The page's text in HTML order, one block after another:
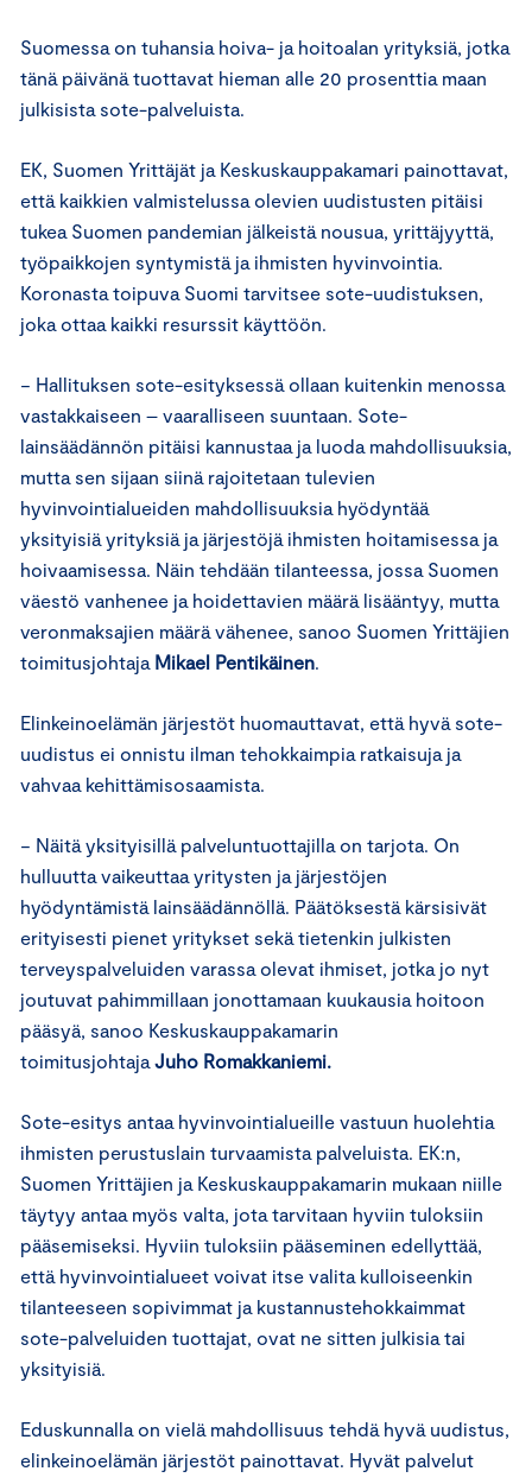
Suomessa on tuhansia hoiva- ja hoitoalan yrityksiä, jotka
tänä päivänä tuottavat hieman alle 20 prosenttia maan
julkisista sote-palveluista.
EK, Suomen Yrittäjät ja Keskuskauppakamari painottavat,
että kaikkien valmistelussa olevien uudistusten pitäisi
tukea Suomen pandemian jälkeistä nousua, yrittäjyyttä,
työpaikkojen syntymistä ja ihmisten hyvinvointia.
Koronasta toipuva Suomi tarvitsee sote-uudistuksen,
joka ottaa kaikki resurssit käyttöön.
− Hallituksen sote-esityksessä ollaan kuitenkin menossa
vastakkaiseen – vaaralliseen suuntaan. Sote-
lainsäädännön pitäisi kannustaa ja luoda mahdollisuuksia,
mutta sen sijaan siinä rajoitetaan tulevien
hyvinvointialueiden mahdollisuuksia hyödyntää
yksityisiä yrityksiä ja järjestöjä ihmisten hoitamisessa ja
hoivaamisessa. Näin tehdään tilanteessa, jossa Suomen
väestö vanhenee ja hoidettavien määrä lisääntyy, mutta
veronmaksajien määrä vähenee, sanoo Suomen Yrittäjien
toimitusjohtaja Mikael Pentikäinen.
Elinkeinoelämän järjestöt huomauttavat, että hyvä sote-
uudistus ei onnistu ilman tehokkaimpia ratkaisuja ja
vahvaa kehittämisosaamista.
− Näitä yksityisillä palveluntuottajilla on tarjota. On
hulluutta vaikeuttaa yritysten ja järjestöjen
hyödyntämistä lainsäädännöllä. Päätöksestä kärsisivät
erityisesti pienet yritykset sekä tietenkin julkisten
terveyspalveluiden varassa olevat ihmiset, jotka jo nyt
joutuvat pahimmillaan jonottamaan kuukausia hoitoon
pääsyä, sanoo Keskuskauppakamarin
toimitusjohtaja Juho Romakkaniemi.
Sote-esitys antaa hyvinvointialueille vastuun huolehtia
ihmisten perustuslain turvaamista palveluista. EK:n,
Suomen Yrittäjien ja Keskuskauppakamarin mukaan niille
täytyy antaa myös valta, jota tarvitaan hyviin tuloksiin
pääsemiseksi. Hyviin tuloksiin pääseminen edellyttää,
että hyvinvointialueet voivat itse valita kulloiseenkin
tilanteeseen sopivimmat ja kustannustehokkaimmat
sote-palveluiden tuottajat, ovat ne sitten julkisia tai
yksityisiä.
Eduskunnalla on vielä mahdollisuus tehdä hyvä uudistus,
elinkeinoelämän järjestöt painottavat. Hyvät palvelut